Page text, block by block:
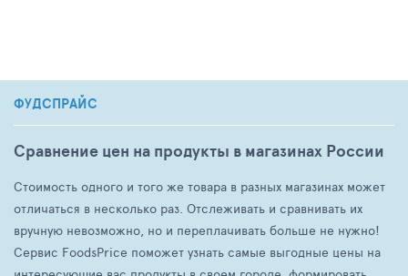
ФУДСПРАЙС
Сравнение цен на продукты в магазинах России
Стоимость одного и того же товара в разных магазинах может
отличаться в несколько раз. Отслеживать и сравнивать их
вручную невозможно, но и переплачивать больше не нужно!
Сервис FoodsPrice поможет узнать самые выгодные цены на